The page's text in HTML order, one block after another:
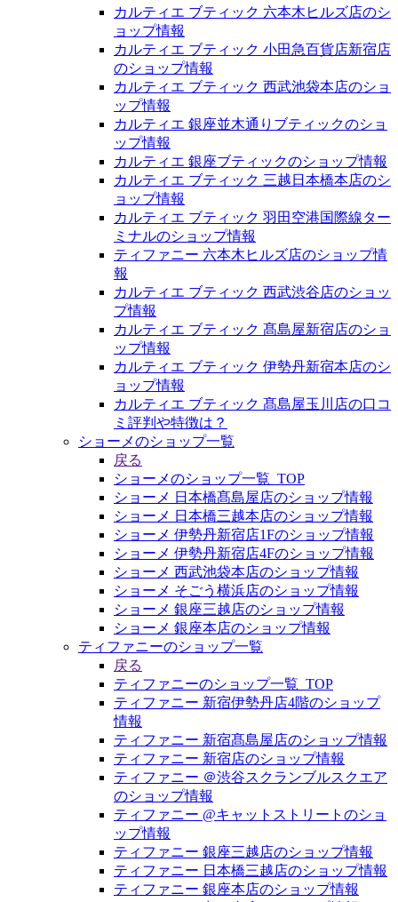
カルティエ ブティック 六本木ヒルズ店のシ
ョップ情報
カルティエ ブティック 小田急百貨店新宿店
のショップ情報
カルティエ ブティック 西武池袋本店のショ
ップ情報
カルティエ 銀座並木通りブティックのショ
ップ情報
カルティエ 銀座ブティックのショップ情報
カルティエ ブティック 三越日本橋本店のシ
ョップ情報
カルティエ ブティック 羽田空港国際線ター
ミナルのショップ情報
ティファニー 六本木ヒルズ店のショップ情
報
カルティエ ブティック 西武渋谷店のショッ
プ情報
カルティエ ブティック 髙島屋新宿店のショ
ップ情報
カルティエ ブティック 伊勢丹新宿本店のシ
ョップ情報
カルティエ ブティック 髙島屋玉川店の口コ
ミ評判や特徴は？
ショーメのショップ一覧
戻る
ショーメのショップ一覧_TOP
ショーメ 日本橋髙島屋店のショップ情報
ショーメ 日本橋三越本店のショップ情報
ショーメ 伊勢丹新宿店1Fのショップ情報
ショーメ 伊勢丹新宿店4Fのショップ情報
ショーメ 西武池袋本店のショップ情報
ショーメ そごう横浜店のショップ情報
ショーメ 銀座三越店のショップ情報
ショーメ 銀座本店のショップ情報
ティファニーのショップ一覧
戻る
ティファニーのショップ一覧_TOP
ティファニー 新宿伊勢丹店4階のショップ
情報
ティファニー 新宿髙島屋店のショップ情報
ティファニー 新宿店のショップ情報
ティファニー ＠渋谷スクランブルスクエア
のショップ情報
ティファニー @キャットストリートのショ
ップ情報
ティファニー 銀座三越店のショップ情報
ティファニー 日本橋三越店のショップ情報
ティファニー 銀座本店のショップ情報